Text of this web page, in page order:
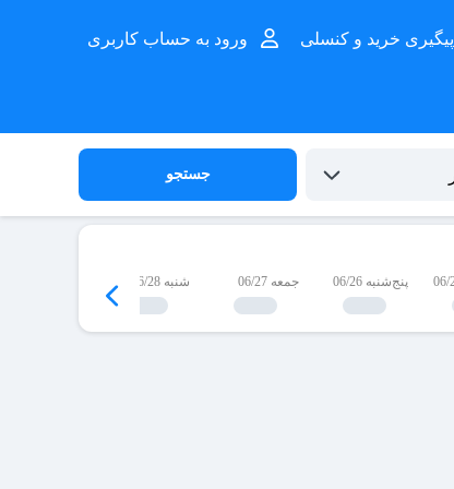
پیگیری خرید و کنسلی ورود به حساب کاربری
جستجو
پنج‌شنبه 06/26 جمعه 06/27 شنبه 06/28